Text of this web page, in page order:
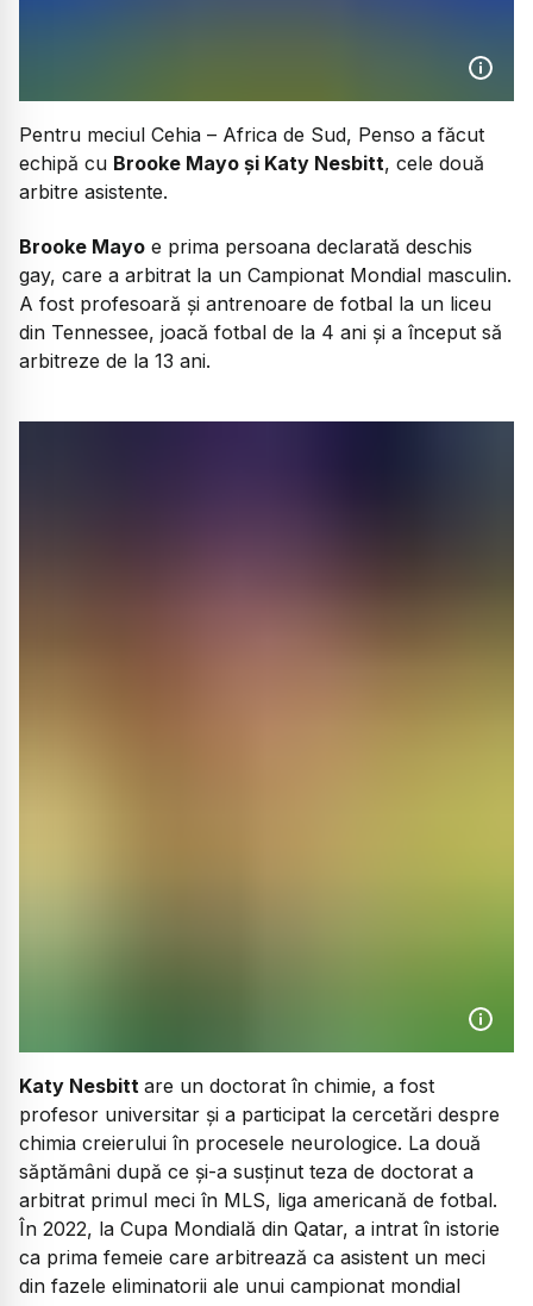
Pentru meciul Cehia – Africa de Sud, Penso a făcut
echipă cu Brooke Mayo și Katy Nesbitt, cele două
arbitre asistente.
Brooke Mayo e prima persoana declarată deschis
gay, care a arbitrat la un Campionat Mondial masculin.
A fost profesoară și antrenoare de fotbal la un liceu
din Tennessee, joacă fotbal de la 4 ani și a început să
arbitreze de la 13 ani.
Katy Nesbitt are un doctorat în chimie, a fost
profesor universitar și a participat la cercetări despre
chimia creierului în procesele neurologice. La două
săptămâni după ce și-a susținut teza de doctorat a
arbitrat primul meci în MLS, liga americană de fotbal.
În 2022, la Cupa Mondială din Qatar, a intrat în istorie
ca prima femeie care arbitrează ca asistent un meci
din fazele eliminatorii ale unui campionat mondial